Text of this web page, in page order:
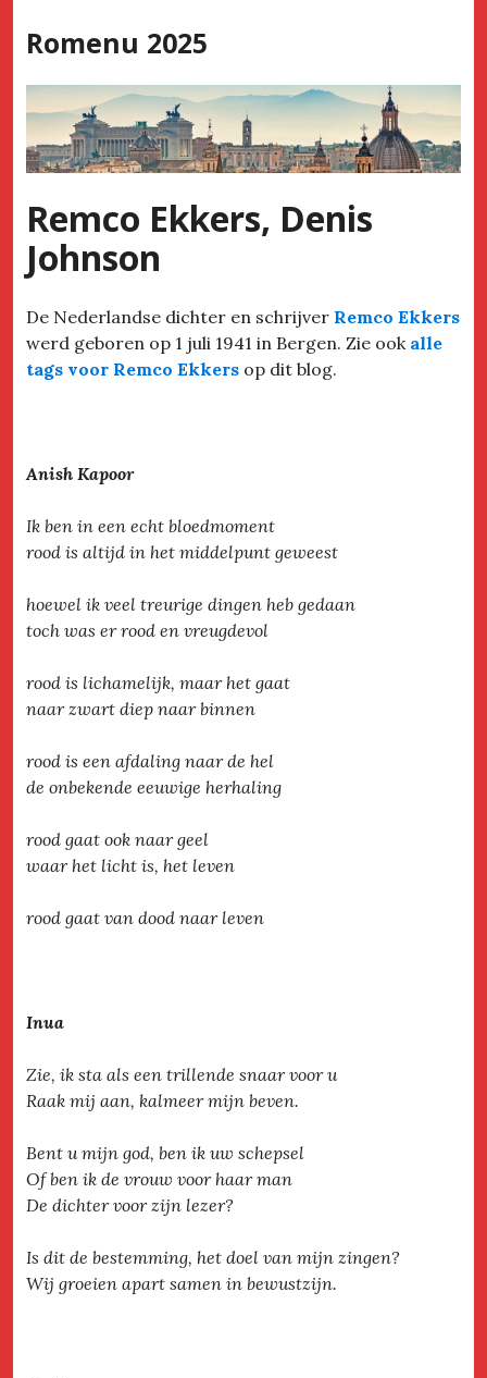
to
Romenu 2025
Remco Ekkers, Denis
Johnson
De Nederlandse dichter en schrijver Remco Ekkers
werd geboren op 1 juli 1941 in Bergen. Zie ook alle
tags voor Remco Ekkers op dit blog.
Anish Kapoor
Ik ben in een echt bloedmoment
rood is altijd in het middelpunt geweest
hoewel ik veel treurige dingen heb gedaan
toch was er rood en vreugdevol
rood is lichamelijk, maar het gaat
naar zwart diep naar binnen
rood is een afdaling naar de hel
de onbekende eeuwige herhaling
rood gaat ook naar geel
waar het licht is, het leven
rood gaat van dood naar leven
Inua
Zie, ik sta als een trillende snaar voor u
Raak mij aan, kalmeer mijn beven.
Bent u mijn god, ben ik uw schepsel
Of ben ik de vrouw voor haar man
De dichter voor zijn lezer?
Is dit de bestemming, het doel van mijn zingen?
Wij groeien apart samen in bewustzijn.